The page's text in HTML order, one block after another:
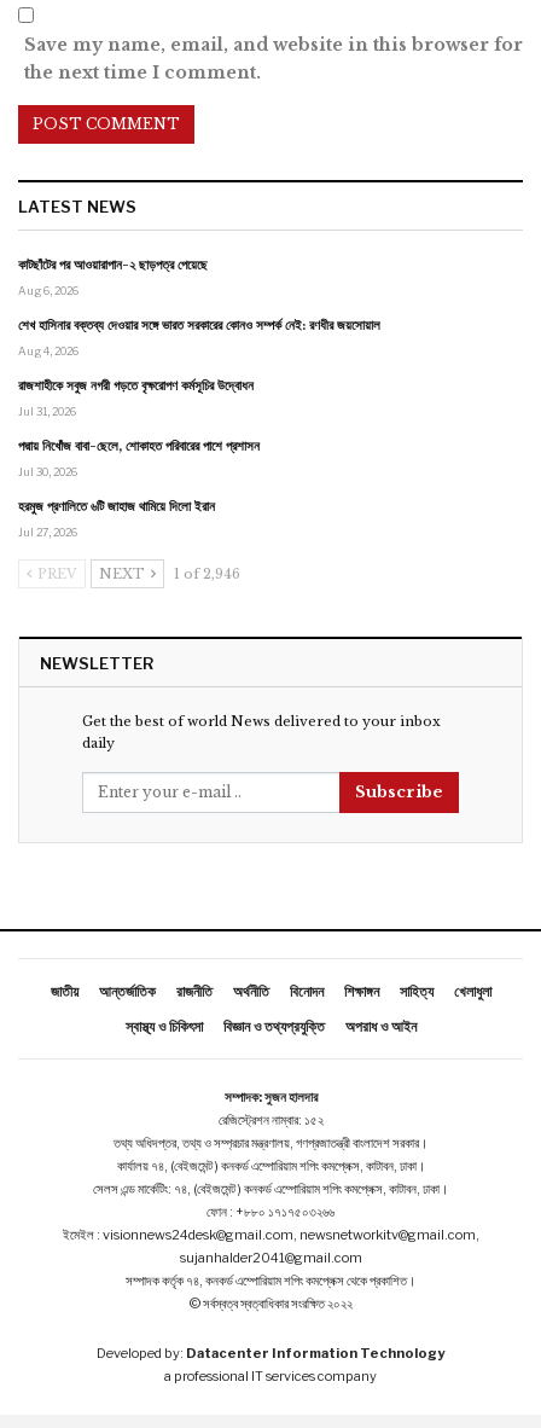
Save my name, email, and website in this browser for
the next time I comment.
LATEST NEWS
কাটছাঁটের পর আওয়ারাপান-২ ছাড়পত্র পেয়েছে
Aug 6, 2026
শেখ হাসিনার বক্তব্য দেওয়ার সঙ্গে ভারত সরকারের কোনও সম্পর্ক নেই: রণধীর জয়সোয়াল
Aug 4, 2026
রাজশাহীকে সবুজ নগরী গড়তে বৃক্ষরোপণ কর্মসূচির উদ্বোধন
Jul 31, 2026
পদ্মায় নিখোঁজ বাবা-ছেলে, শোকাহত পরিবারের পাশে প্রশাসন
Jul 30, 2026
হরমুজ প্রণালিতে ৬টি জাহাজ থামিয়ে দিলো ইরান
Jul 27, 2026
PREV NEXT 1 of 2,946
NEWSLETTER
Get the best of world News delivered to your inbox
daily
Subscribe
জাতীয় আন্তর্জাতিক রাজনীতি অর্থনীতি বিনোদন শিক্ষাঙ্গন সাহিত্য
খেলাধুলা
স্বাস্থ্য ও চিকিৎসা
বিজ্ঞান ও তথ্যপ্রযুক্তি অপরাধ ও আইন
সম্পাদক: সুজন হালদার
রেজিস্ট্রেশন নাম্বার: ১৫২
তথ্য অধিদপ্তর, তথ্য ও সম্প্রচার মন্ত্রণালয়, গণপ্রজাতন্ত্রী বাংলাদেশ সরকার।
কার্যালয় ৭৪, (বেইজমেন্ট ) কনকর্ড এম্পোরিয়াম শপিং কমপ্লেক্স, কাটাবন, ঢাকা।
সেলস এন্ড মার্কেটিং: ৭৪, (বেইজমেন্ট ) কনকর্ড এম্পোরিয়াম শপিং কমপ্লেক্স, কাটাবন, ঢাকা।
ফোন : +৮৮০ ১৭১৭৫০৩২৬৬
ইমেইল : visionnews24desk@gmail.com, newsnetworkitv@gmail.com,
sujanhalder2041@gmail.com
সম্পাদক কর্তৃক ৭৪, কনকর্ড এম্পোরিয়াম শপিং কমপ্লেক্স থেকে প্রকাশিত।
© সর্বস্বত্ব স্বত্বাধিকার সংরক্ষিত ২০২২
Developed by: Datacenter Information Technology
a professional IT services company